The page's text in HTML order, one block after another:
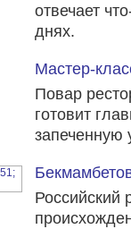
отвечает
днях.
Мастер-
Повар
готовит
запеченную
Российский